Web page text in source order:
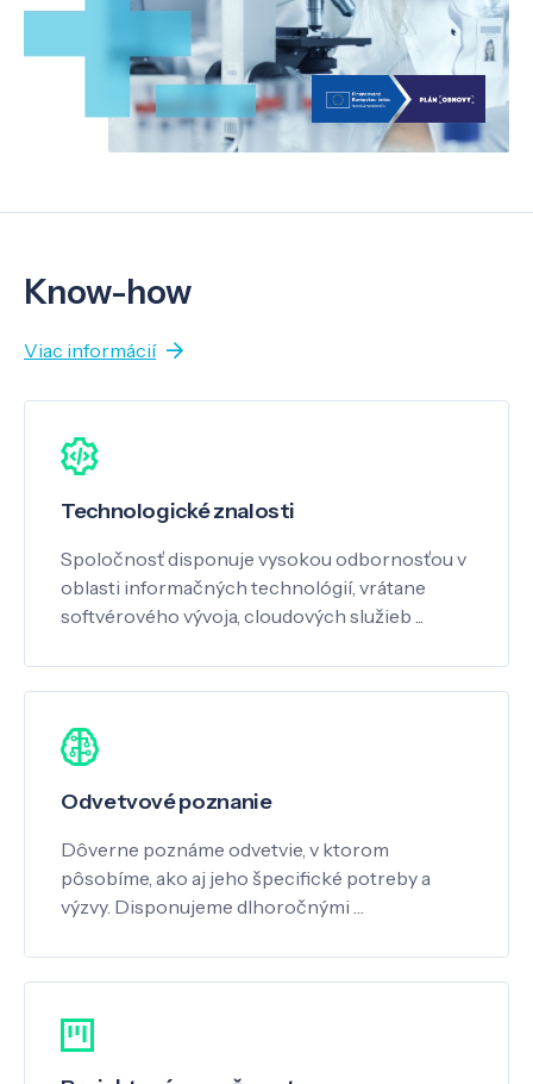
Know-how
Viac informácií
Technologické znalosti
Spoločnosť disponuje vysokou odbornosťou v
oblasti informačných technológií, vrátane
softvérového vývoja, cloudových služieb ...
Odvetvové poznanie
Dôverne poznáme odvetvie, v ktorom
pôsobíme, ako aj jeho špecifické potreby a
výzvy. Disponujeme dlhoročnými …